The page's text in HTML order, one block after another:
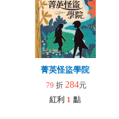
菁英怪盜學院
79 折 284元
紅利 1 點